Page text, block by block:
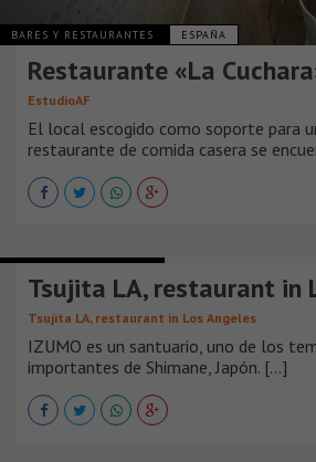
BARES Y RESTAURANTES ESPAÑA
Restaurante «La
EstudioAF
El local escogido como soporte para
restaurante de comida casera se
Tsujita LA, restaurant in
Tsujita LA, restaurant in Los Angeles
IZUMO es un santuario, uno de los
importantes de Shimane, Japón. [...]